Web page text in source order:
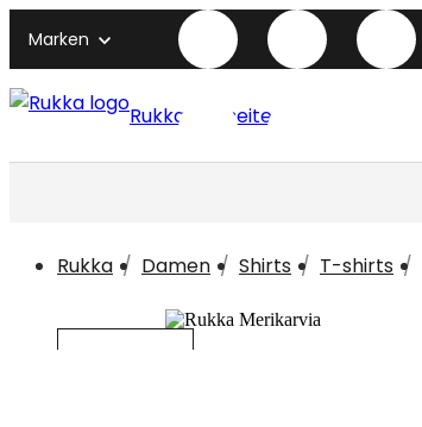
Marken
Rukka titelseite
Rukka Damen Shirts T-shirts